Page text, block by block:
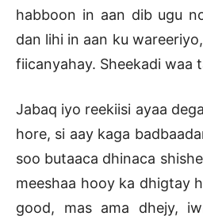
habboon in aan dib ugu
dan lihi in aan ku
fiicanyahay. Sheekadi waa
Jabaq iyo reekiisi ayaa
hore, si aay kaga
soo butaaca dhinaca
meeshaa hooy ka dhigtay
good, mas ama dhejy,